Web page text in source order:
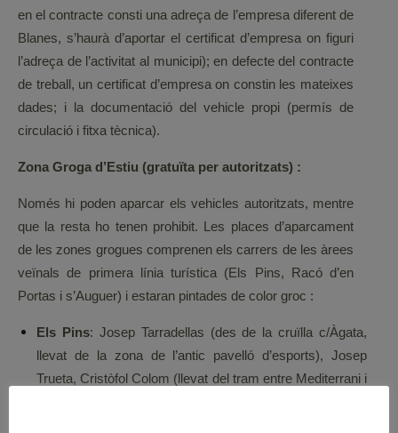
en el contracte consti una adreça de l’empresa diferent de
Blanes, s’haurà d’aportar el certificat d’empresa on figuri
l’adreça de l’activitat al municipi); en defecte del contracte
de treball, un certificat d’empresa on constin les mateixes
dades; i la documentació del vehicle propi (permís de
circulació i fitxa tècnica).
Zona Groga d’Estiu (gratuïta per autoritzats) :
Només hi poden aparcar els vehicles autoritzats, mentre
que la resta ho tenen prohibit. Les places d’aparcament
de les zones grogues comprenen els carrers de les àrees
veïnals de primera línia turística (Els Pins, Racó d’en
Portas i s’Auguer) i estaran pintades de color groc :
Els Pins: Josep Tarradellas (des de la cruïlla c/Àgata,
llevat de la zona de l’antic pavelló d’esports), Josep
Trueta, Cristòfol Colom (llevat del tram entre Mediterrani i